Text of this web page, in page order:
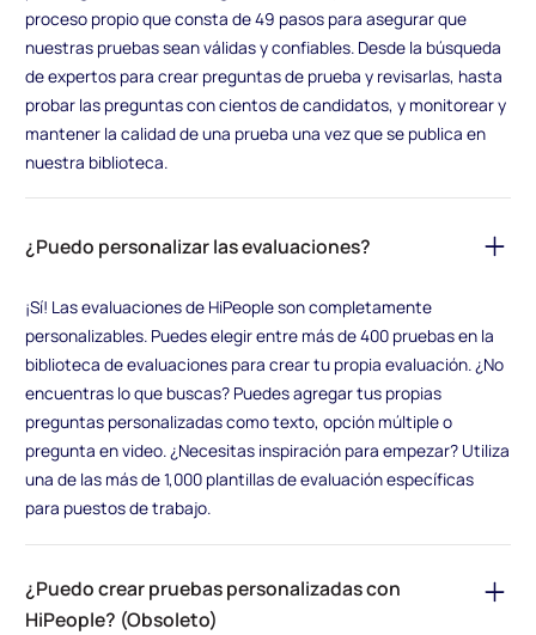
proceso propio que consta de 49 pasos para asegurar que
nuestras pruebas sean válidas y confiables. Desde la búsqueda
de expertos para crear preguntas de prueba y revisarlas, hasta
probar las preguntas con cientos de candidatos, y monitorear y
mantener la calidad de una prueba una vez que se publica en
nuestra biblioteca.
¿Puedo personalizar las evaluaciones?
¡Sí! Las evaluaciones de HiPeople son completamente
personalizables. Puedes elegir entre más de 400 pruebas en la
biblioteca de evaluaciones para crear tu propia evaluación. ¿No
encuentras lo que buscas? Puedes agregar tus propias
preguntas personalizadas como texto, opción múltiple o
pregunta en video. ¿Necesitas inspiración para empezar? Utiliza
una de las más de 1,000 plantillas de evaluación específicas
para puestos de trabajo.
¿Puedo crear pruebas personalizadas con
HiPeople? (Obsoleto)